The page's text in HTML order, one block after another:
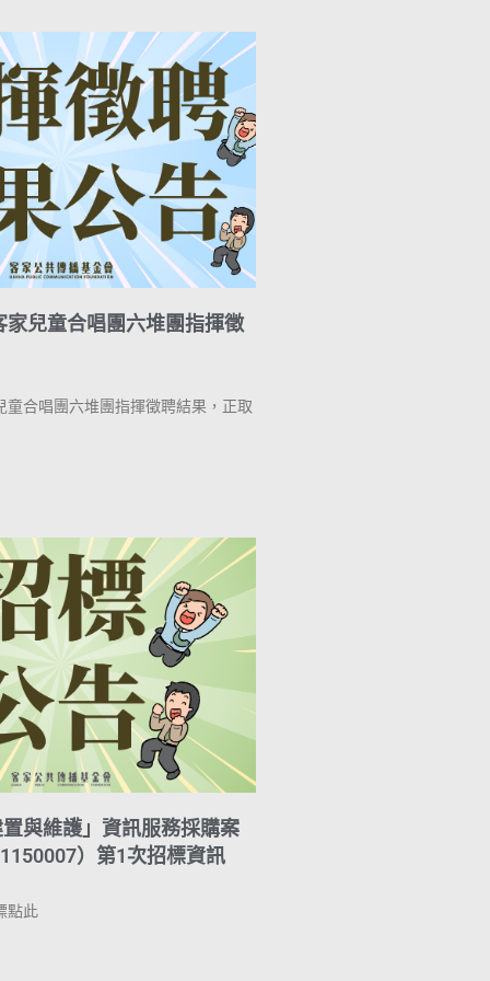
家兒童合唱團六堆團指揮徵
童合唱團六堆團指揮徵聘結果，正取
置與維護」資訊服務採購案
）第1次招標資訊
點此